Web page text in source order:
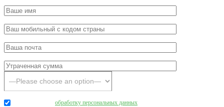
обработку персональных данных